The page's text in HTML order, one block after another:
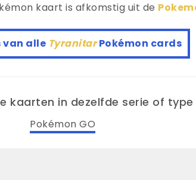
kaart is afkomstig uit de
van alle TyranitarPokémon cards
kaarten in dezelfde serie of type
Pokémon GO